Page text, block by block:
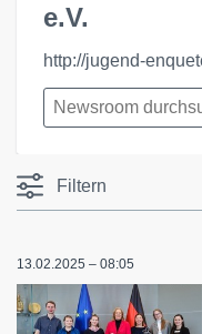
e.V.
http://jugend-
Filtern
13.02.2025 – 08:05